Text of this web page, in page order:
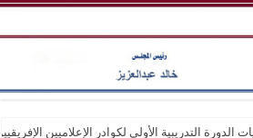
الدورة التدريبية الأولى لكوادر الإعلاميين